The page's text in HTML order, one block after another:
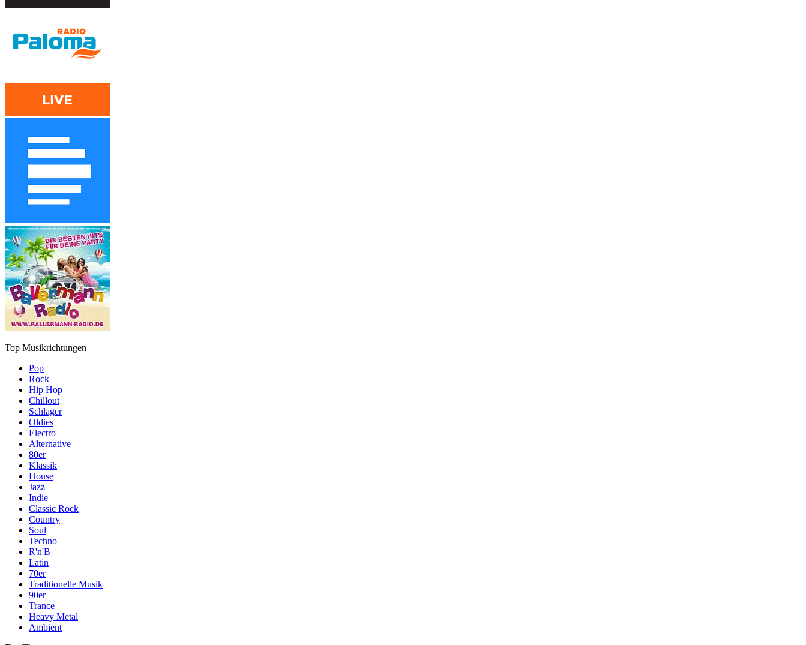
Top Musikrichtungen
Pop
Rock
Hip Hop
Chillout
Schlager
Oldies
Electro
Alternative
80er
Klassik
House
Jazz
Indie
Classic Rock
Country
Soul
Techno
R'n'B
Latin
70er
Traditionelle Musik
90er
Trance
Heavy Metal
Ambient